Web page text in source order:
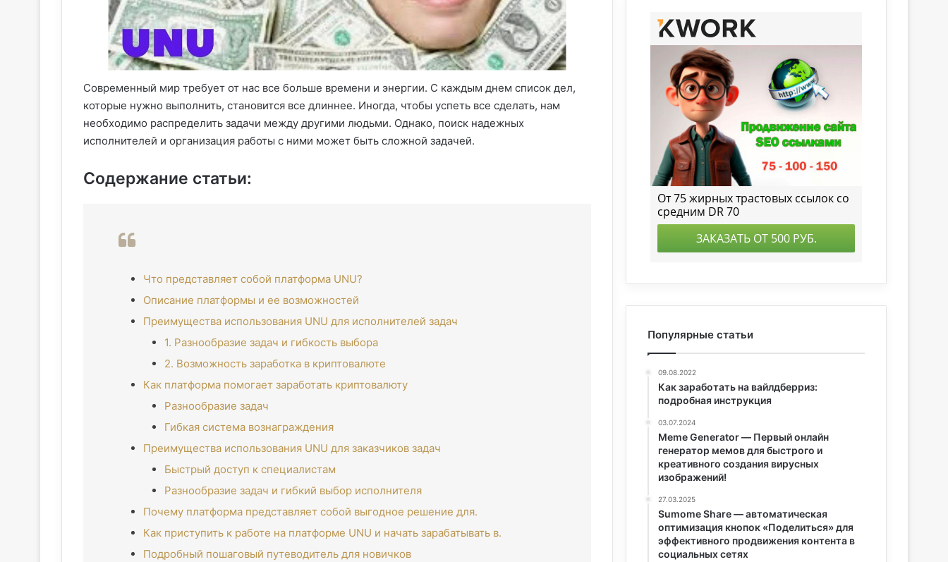
Современный мир требует от нас все больше времени и энергии. С каждым днем список дел,
которые нужно выполнить, становится все длиннее. Иногда, чтобы успеть все сделать, нам
необходимо распределить задачи между другими людьми. Однако, поиск надежных
исполнителей и организация работы с ними может быть сложной задачей.
Содержание статьи:
Что представляет собой платформа UNU?
Описание платформы и ее возможностей
Преимущества использования UNU для исполнителей задач
1. Разнообразие задач и гибкость выбора
2. Возможность заработка в криптовалюте
Как платформа помогает заработать криптовалюту
Разнообразие задач
Гибкая система вознаграждения
Преимущества использования UNU для заказчиков задач
Быстрый доступ к специалистам
Разнообразие задач и гибкий выбор исполнителя
Почему платформа представляет собой выгодное решение для.
Как приступить к работе на платформе UNU и начать зарабатывать в.
Подробный пошаговый путеводитель для новичков
Популярные статьи
09.08.2022
Как заработать на вайлдберриз:
подробная инструкция
03.07.2024
Meme Generator — Первый онлайн
генератор мемов для быстрого и
креативного создания вирусных
изображений!
27.03.2025
Sumome Share — автоматическая
оптимизация кнопок «Поделиться» для
эффективного продвижения контента в
социальных сетях